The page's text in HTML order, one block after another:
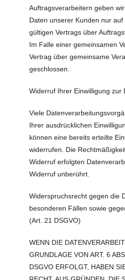
Auftragsverarbeitern geben
Daten unserer Kunden nur
gültigen Vertrags über
Im Falle einer gemeinsamen
Vertrag über gemeinsame
geschlossen.
Widerruf Ihrer Einwilligung zur
Viele
Ihrer ausdrücklichen
können eine bereits erteilte
widerrufen. Die
Widerruf erfolgten
Widerruf unberührt.
Widerspruchsrecht gegen die
besonderen Fällen sowie
(Art. 21 DSGVO)
WENN DIE
GRUNDLAGE VON ART. 6
DSGVO ERFOLGT, HABEN